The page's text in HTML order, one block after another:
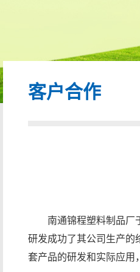
客户合作
南通锦程塑料制品厂
研发成功了其公司生产的
套产品的研发和实际应用